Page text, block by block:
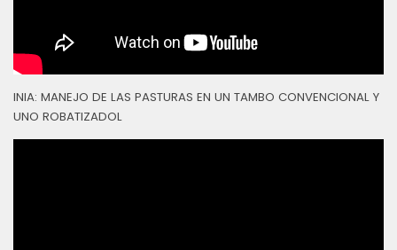
INIA: MANEJO DE LAS PASTURAS EN UN TAMBO CONVENCIONAL Y
UNO ROBATIZADOL